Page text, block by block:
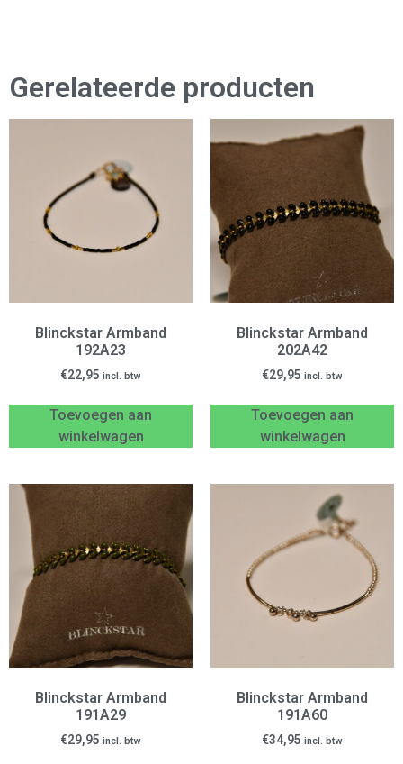
Gerelateerde producten
Blinckstar Armband
192A23
€22,95 incl. btw
Toevoegen aan
winkelwagen
Blinckstar Armband
202A42
€29,95 incl. btw
Toevoegen aan
winkelwagen
Blinckstar Armband
191A29
€29,95 incl. btw
Blinckstar Armband
191A60
€34,95 incl. btw